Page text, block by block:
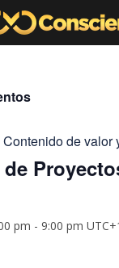
Contenido de valor
pm -9:00 pm